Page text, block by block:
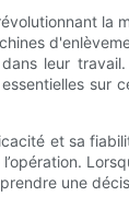
la
leur
sur
et sa
une